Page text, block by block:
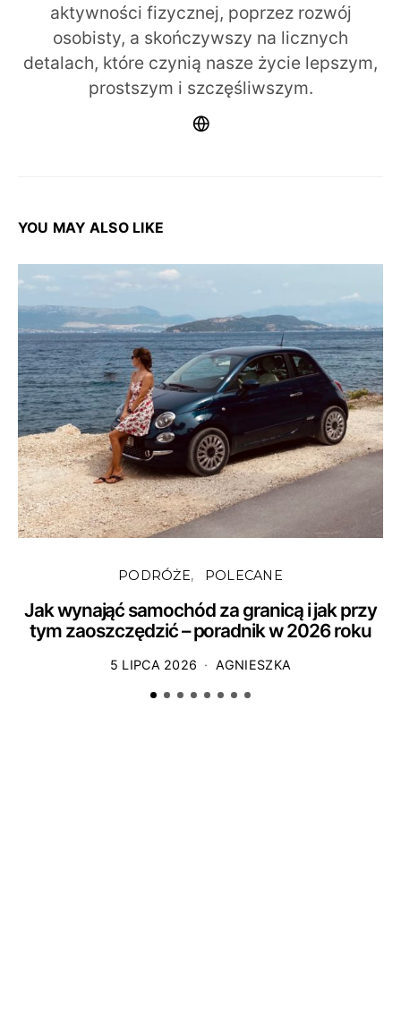
aktywności fizycznej, poprzez rozwój
osobisty, a skończywszy na licznych
detalach, które czynią nasze życie lepszym,
prostszym i szczęśliwszym.
YOU MAY ALSO LIKE
PODRÓŻE POLECANE
Jak wynająć samochód za granicą i jak przy
tym zaoszczędzić – poradnik w 2026 roku
5 LIPCA 2026 AGNIESZKA